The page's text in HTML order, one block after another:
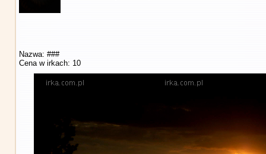
Nazwa: ###
Cena w irkach: 10